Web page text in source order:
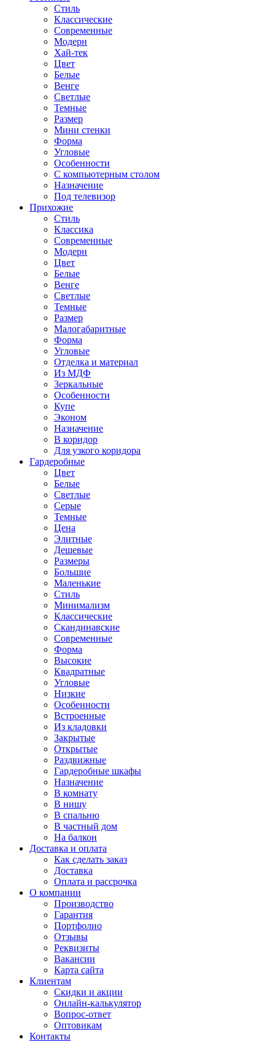
Стиль
Классические
Современные
Модерн
Хай-тек
Цвет
Белые
Венге
Светлые
Темные
Размер
Мини стенки
Форма
Угловые
Особенности
С компьютерным столом
Назначение
Под телевизор
Прихожие
Стиль
Классика
Современные
Модерн
Цвет
Белые
Венге
Светлые
Темные
Размер
Малогабаритные
Форма
Угловые
Отделка и материал
Из МДФ
Зеркальные
Особенности
Купе
Эконом
Назначение
В коридор
Для узкого коридора
Гардеробные
Цвет
Белые
Светлые
Серые
Темные
Цена
Элитные
Дешевые
Размеры
Большие
Маленькие
Стиль
Минимализм
Классические
Скандинавские
Современные
Форма
Высокие
Квадратные
Угловые
Низкие
Особенности
Встроенные
Из кладовки
Закрытые
Открытые
Раздвижные
Гардеробные шкафы
Назначение
В комнату
В нишу
В спальню
В частный дом
На балкон
Доставка и оплата
Как сделать заказ
Доставка
Оплата и рассрочка
О компании
Производство
Гарантия
Портфолио
Отзывы
Реквизиты
Вакансии
Карта сайта
Клиентам
Скидки и акции
Онлайн-калькулятор
Вопрос-ответ
Оптовикам
Контакты